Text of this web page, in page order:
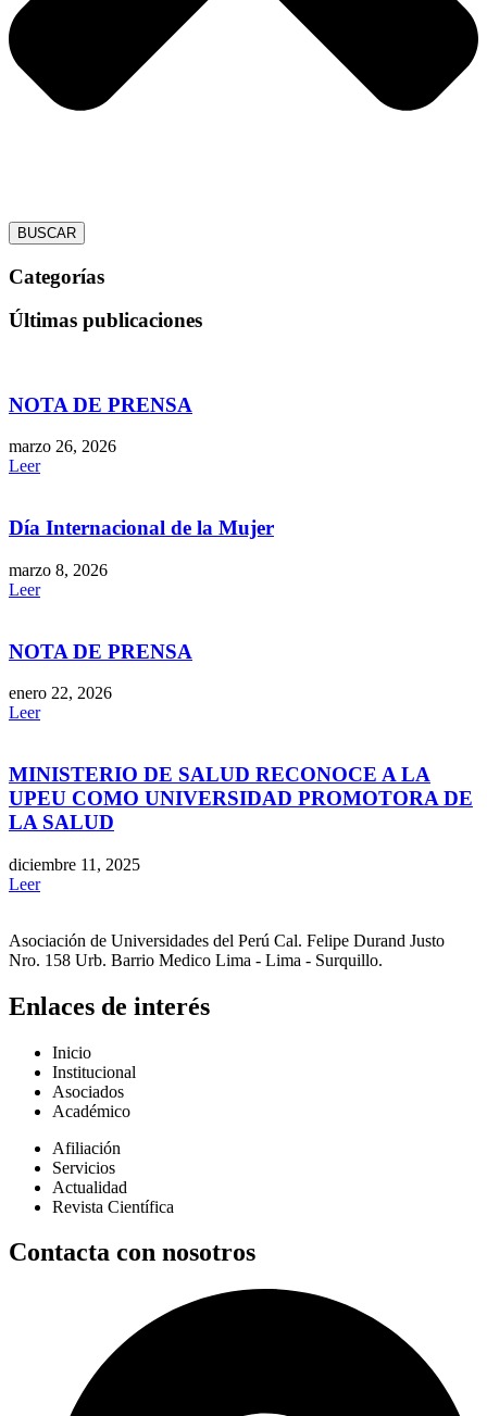
BUSCAR
Categorías
Últimas publicaciones
NOTA DE PRENSA
marzo 26, 2026
Leer
Día Internacional de la Mujer
marzo 8, 2026
Leer
NOTA DE PRENSA
enero 22, 2026
Leer
MINISTERIO DE SALUD RECONOCE A LA
UPEU COMO UNIVERSIDAD PROMOTORA DE
LA SALUD
diciembre 11, 2025
Leer
Asociación de Universidades del Perú Cal. Felipe Durand Justo
Nro. 158 Urb. Barrio Medico Lima - Lima - Surquillo.
Enlaces de interés
Inicio
Institucional
Asociados
Académico
Afiliación
Servicios
Actualidad
Revista Científica
Contacta con nosotros